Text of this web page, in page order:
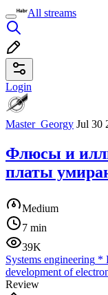
All streams
Login
Master_Georgy Jul 30
Флюсы и
платы
Medium
7 min
39K
Systems engineering *
development of
Review